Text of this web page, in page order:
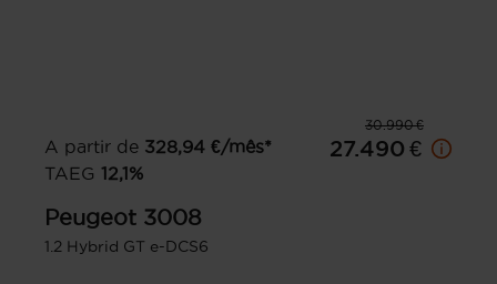
30.990 €
A partir de 328,94 €/mês*
TAEG 12,1%
27.490 €
Peugeot 3008
1.2 Hybrid GT e-DCS6